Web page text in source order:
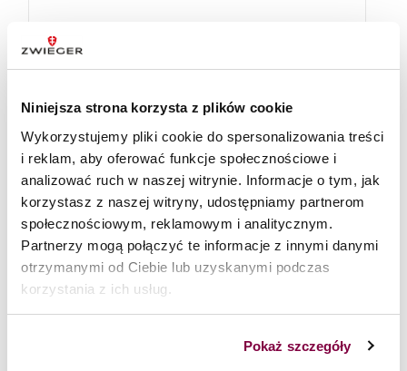
Niniejsza strona korzysta z plików cookie
Wykorzystujemy pliki cookie do spersonalizowania treści
i reklam, aby oferować funkcje społecznościowe i
analizować ruch w naszej witrynie. Informacje o tym, jak
korzystasz z naszej witryny, udostępniamy partnerom
społecznościowym, reklamowym i analitycznym.
Partnerzy mogą połączyć te informacje z innymi danymi
otrzymanymi od Ciebie lub uzyskanymi podczas
korzystania z ich usług.
Pokaż szczegóły
9zł
Cena regularna: 45zł
Najniższa cena z ostatnich 30 dni:45 zł
OKAZJE